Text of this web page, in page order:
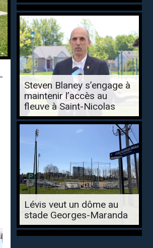
Steven Blaney s’engage à
maintenir l’accès au
fleuve à Saint-Nicolas
Lévis veut un dôme au
stade Georges-Maranda